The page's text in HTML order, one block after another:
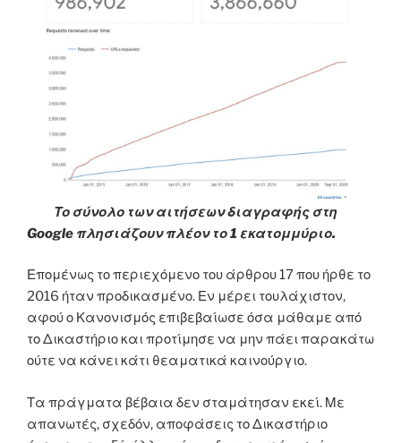
Το σύνολο των αιτήσεων διαγραφής στη
Google πλησιάζουν πλέον το 1 εκατομμύριο.
Επομένως το περιεχόμενο του άρθρου 17 που ήρθε το
2016 ήταν προδικασμένο. Εν μέρει τουλάχιστον,
αφού ο Κανονισμός επιβεβαίωσε όσα μάθαμε από
το Δικαστήριο και προτίμησε να μην πάει παρακάτω
ούτε να κάνει κάτι θεαματικά καινούργιο.
Τα πράγματα βέβαια δεν σταμάτησαν εκεί. Με
απανωτές, σχεδόν, αποφάσεις το Δικαστήριο